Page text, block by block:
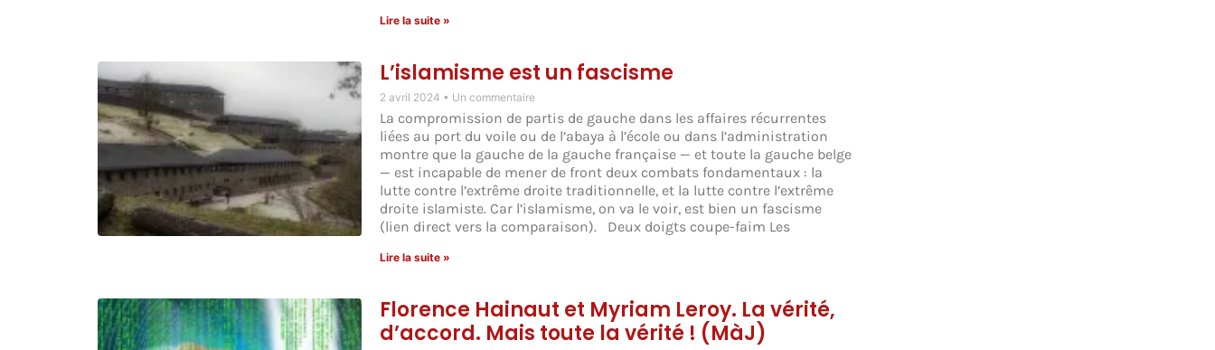
Lire la suite »
L’islamisme est un fascisme
2 avril 2024 Un commentaire
La compromission de partis de gauche dans les affaires récurrentes
liées au port du voile ou de l’abaya à l’école ou dans l’administration
montre que la gauche de la gauche française — et toute la gauche belge
— est incapable de mener de front deux combats fondamentaux : la
lutte contre l’extrême droite traditionnelle, et la lutte contre l’extrême
droite islamiste. Car l’islamisme, on va le voir, est bien un fascisme
(lien direct vers la comparaison). Deux doigts coupe-faim Les
Lire la suite »
Florence Hainaut et Myriam Leroy. La vérité,
d’accord. Mais toute la vérité ! (MàJ)